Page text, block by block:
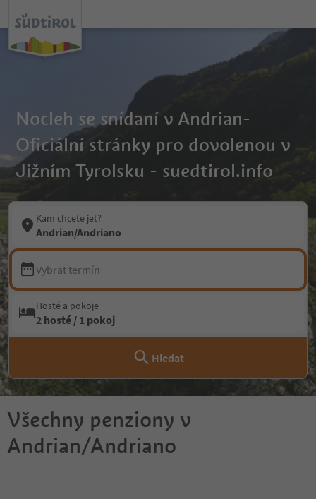
Nocleh se snídaní v Andrian-
Oficiální stránky pro dovolenou v
Jižním Tyrolsku - suedtirol.info
Kam chcete jet?
Andrian/Andriano
Vybrat termín
Hosté a pokoje
2 hosté / 1 pokoj
Hledat
Všechny penziony v
Andrian/Andriano